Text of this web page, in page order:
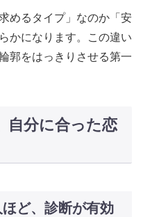
めるタイプ」なのか「安
かになります。この違い
郭をはっきりさせる第一
自分に合った恋
ど、診断が有効